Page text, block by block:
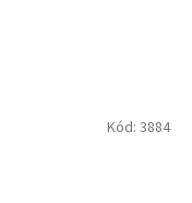
Kód: 3884